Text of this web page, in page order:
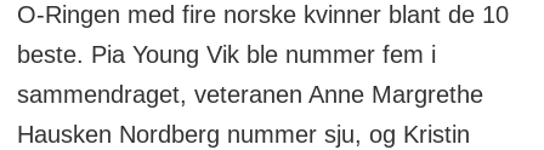
O-Ringen med fire norske kvinner blant de 10
beste. Pia Young Vik ble nummer fem i
sammendraget, veteranen Anne Margrethe
Hausken Nordberg nummer sju, og Kristin